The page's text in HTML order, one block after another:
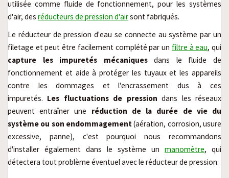
utilisée comme fluide de fonctionnement, pour les systèmes
d'air, des réducteurs de pression d'airsont fabriqués.
Le réducteur de pression d'eau se connecte au système par un
filetage et peut être facilement complété par un filtre à eau, qui
capture les impuretés mécaniquesdans le fluide de
fonctionnement et aide à protéger les tuyaux et les appareils
contre les dommages et l'encrassement dus à ces
impuretés. Les fluctuations de pression dans les réseaux
peuvent entraîner une réduction de la durée de vie du
système ou son endommagement(aération, corrosion, usure
excessive, panne), c'est pourquoi nous recommandons
d'installer également dans le système un manomètre, qui
détectera tout problème éventuel avec le réducteur de pression.